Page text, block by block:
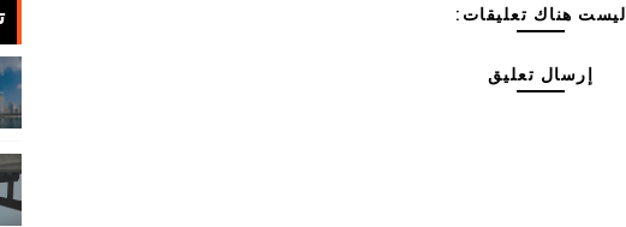
ليست هناك تعليقات:
إرسال تعليق